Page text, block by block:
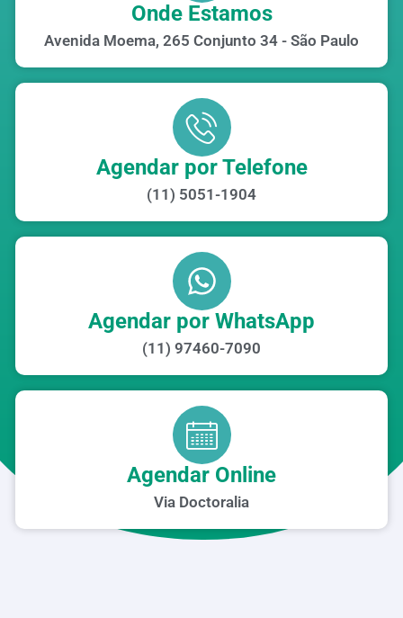
Onde Estamos
Avenida Moema, 265 Conjunto 34 - São Paulo
Agendar por Telefone
(11) 5051-1904
Agendar por WhatsApp
(11) 97460-7090
Agendar Online
Via Doctoralia